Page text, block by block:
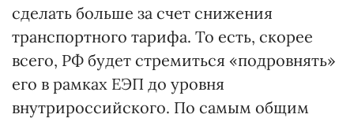
сделать больше за счет снижения
транспортного тарифа. То есть, скорее
всего, РФ будет стремиться «подровнять»
его в рамках ЕЭП до уровня
внутрироссийского. По самым общим